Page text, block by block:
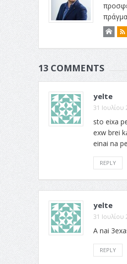
13 COMMENTS
yelte
31
sto eixa
exw brei
einai na
REPLY
yelte
31 Ιουλίου
A nai
REPLY